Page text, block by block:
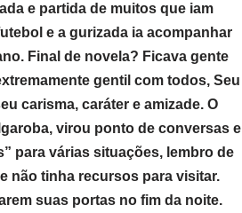
e partida de muitos que iam
e a gurizada ia acompanhar
Final de novela? Ficava gente
gentil com todos, Seu
carisma, caráter e amizade. O
virou ponto de conversas e
para várias situações, lembro de
não tinha recursos para visitar.
suas portas no fim da noite.